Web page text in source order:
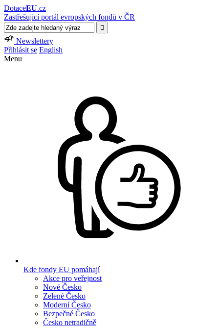
DotaceEU.cz
Zastřešující portál evropských fondů v ČR
Newslettery
Přihlásit se English
Menu
Kde fondy EU pomáhají
Akce pro veřejnost
Nové Česko
Zelené Česko
Moderní Česko
Bezpečné Česko
Česko netradičně